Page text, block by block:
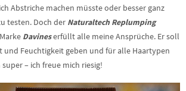
Abstriche machen müsste oder besser ganz
testen. Doch der Naturaltech Replumping
Davineserfüllt alle meine Ansprüche. Er soll
und Feuchtigkeit geben und für alle Haartypen
– ich freue mich riesig!